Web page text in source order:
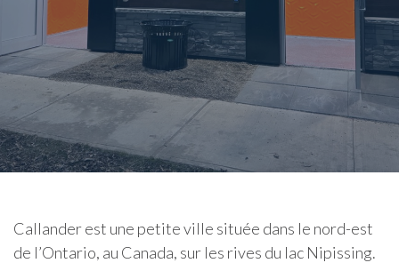
Callander est une petite ville située dans le nord-est
de l’Ontario, au Canada, sur les rives du lac Nipissing.